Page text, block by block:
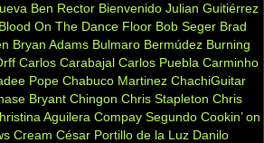
Ben Rector Bienvenido Julian Guitiérrez
Blood On The Dance Floor Bob Seger Brad
Bryan Adams Bulmaro Bermúdez Burning
Carlos Carabajal Carlos Puebla Carminho
Pope Chabuco Martinez ChachiGuitar
Bryant Chingon Chris Stapleton Chris
Aguilera Compay Segundo Cookin’ on
Cream César Portillo de la Luz Danilo